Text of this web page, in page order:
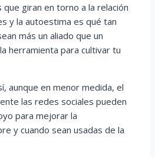
giran en torno a la relación
y la autoestima es qué tan
más un aliado que un
herramienta para cultivar tu
aunque en menor medida, el
las redes sociales pueden
para mejorar la
y cuando sean usadas de la